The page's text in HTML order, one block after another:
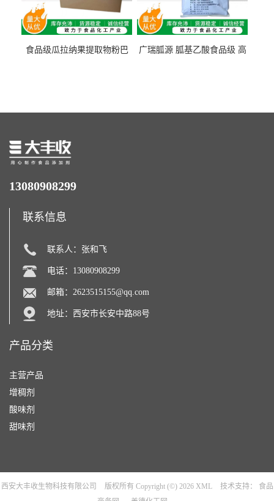
食品级瓜拉纳果提取物粉巴
广瑞胍源 胍基乙酸食品级 高
13080908299
联系信息
联系人：张和飞
电话：13080908299
邮箱： 2623515155@qq.com
地址：西安市长安中路88号
产品分类
主营产品
增稠剂
酸味剂
甜味剂
西安大丰收生物科技有限公司 版权所有 Copyright (©) 2026 XML 技术支持：
食品